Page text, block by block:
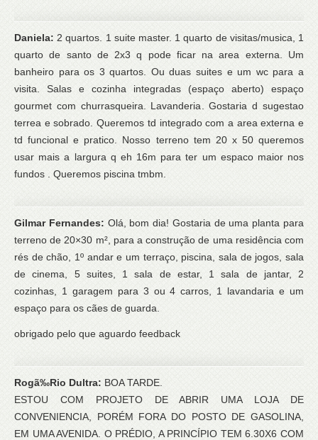
Daniela: 2 quartos. 1 suite master. 1 quarto de visitas/musica, 1
quarto de santo de 2x3 q pode ficar na area externa. Um
banheiro para os 3 quartos. Ou duas suites e um wc para a
visita. Salas e cozinha integradas (espaço aberto) espaço
gourmet com churrasqueira. Lavanderia. Gostaria d sugestao
terrea e sobrado. Queremos td integrado com a area externa e
td funcional e pratico. Nosso terreno tem 20 x 50 queremos
usar mais a largura q eh 16m para ter um espaco maior nos
fundos . Queremos piscina tmbm.
Gilmar Fernandes: Olá, bom dia! Gostaria de uma planta para
terreno de 20×30 m², para a construção de uma residência com
rés de chão, 1º andar e um terraço, piscina, sala de jogos, sala
de cinema, 5 suites, 1 sala de estar, 1 sala de jantar, 2
cozinhas, 1 garagem para 3 ou 4 carros, 1 lavandaria e um
espaço para os cães de guarda.
obrigado pelo que aguardo feedback
Rogã‰Rio Dultra: BOA TARDE.
ESTOU COM PROJETO DE ABRIR UMA LOJA DE
CONVENIENCIA, PORÉM FORA DO POSTO DE GASOLINA,
EM UMA AVENIDA. O PRÉDIO, A PRINCÍPIO TEM 6.30X6 COM